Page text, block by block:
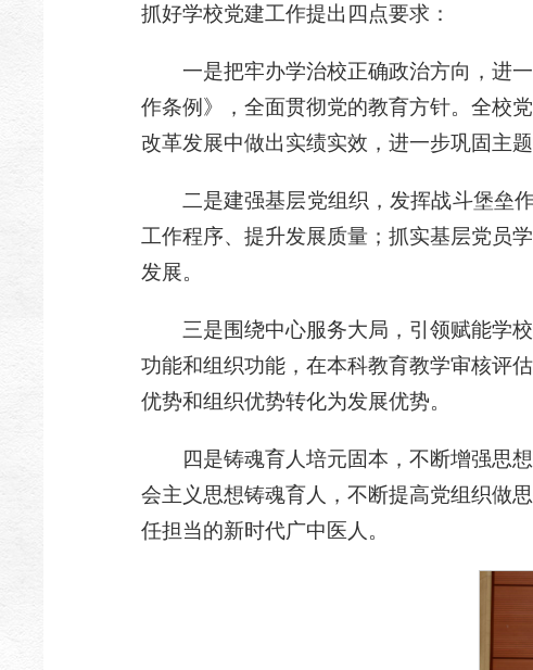
抓好学校党建工作提出四点要求：
一是把牢办学治校正确政治方向，进
作条例》，全面贯彻党的教育方针。全校
改革发展中做出实绩实效，进一步巩固主
二是建强基层党组织，发挥战斗堡垒
工作程序、提升发展质量；抓实基层党员
发展。
三是围绕中心服务大局，引领赋能学
功能和组织功能，在本科教育教学审核评
优势和组织优势转化为发展优势。
四是铸魂育人培元固本，不断增强思
会主义思想铸魂育人，不断提高党组织做
任担当的新时代广中医人。